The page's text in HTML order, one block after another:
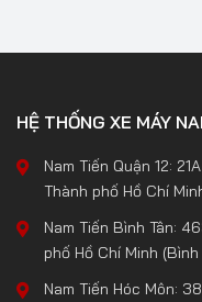
HỆ THỐNG XE MÁY
Nam Tiến Quận 12:
Thành phố Hồ Chí
Nam Tiến Bình Tân:
phố Hồ Chí Minh (Bình
Nam Tiến Hóc Môn: